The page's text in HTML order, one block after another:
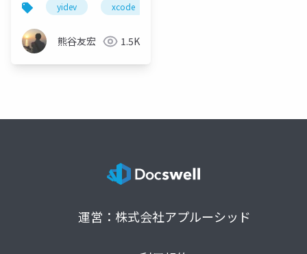
yidev xcode
熊谷友宏 1.5K
運営：株式会社アプルーシッド